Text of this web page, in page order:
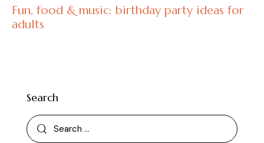
Fun, food & music: birthday party ideas for
adults
Search